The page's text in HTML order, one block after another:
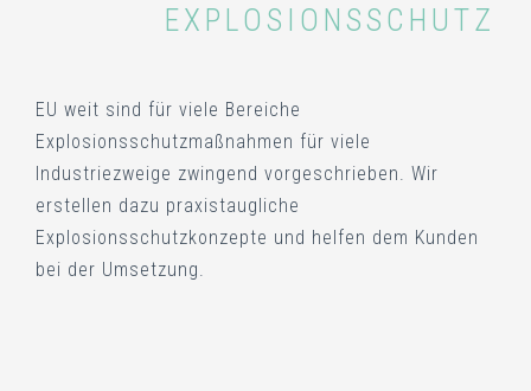
EXPLOSIONSSCHUTZ
EU weit sind für viele Bereiche
Explosionsschutzmaßnahmen für viele
Industriezweige zwingend vorgeschrieben. Wir
erstellen dazu praxistaugliche
Explosionsschutzkonzepte und helfen dem Kunden
bei der Umsetzung.